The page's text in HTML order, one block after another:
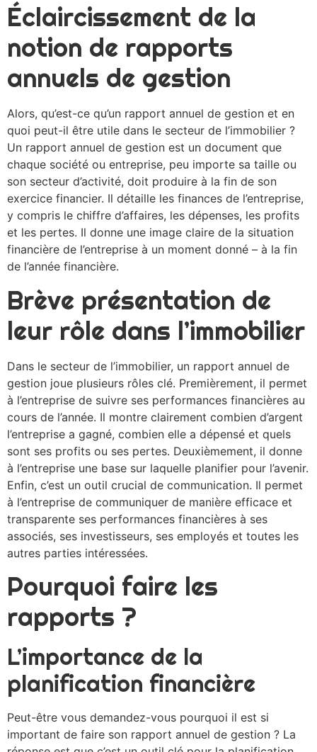
Éclaircissement de la
notion de rapports
annuels de gestion
Alors, qu’est-ce qu’un rapport annuel de gestion et en
quoi peut-il être utile dans le secteur de l’immobilier ?
Un rapport annuel de gestion est un document que
chaque société ou entreprise, peu importe sa taille ou
son secteur d’activité, doit produire à la fin de son
exercice financier. Il détaille les finances de l’entreprise,
y compris le chiffre d’affaires, les dépenses, les profits
et les pertes. Il donne une image claire de la situation
financière de l’entreprise à un moment donné – à la fin
de l’année financière.
Brève présentation de
leur rôle dans l’immobilier
Dans le secteur de l’immobilier, un rapport annuel de
gestion joue plusieurs rôles clé. Premièrement, il permet
à l’entreprise de suivre ses performances financières au
cours de l’année. Il montre clairement combien d’argent
l’entreprise a gagné, combien elle a dépensé et quels
sont ses profits ou ses pertes. Deuxièmement, il donne
à l’entreprise une base sur laquelle planifier pour l’avenir.
Enfin, c’est un outil crucial de communication. Il permet
à l’entreprise de communiquer de manière efficace et
transparente ses performances financières à ses
associés, ses investisseurs, ses employés et toutes les
autres parties intéressées.
Pourquoi faire les
rapports ?
L’importance de la
planification financière
Peut-être vous demandez-vous pourquoi il est si
important de faire son rapport annuel de gestion ? La